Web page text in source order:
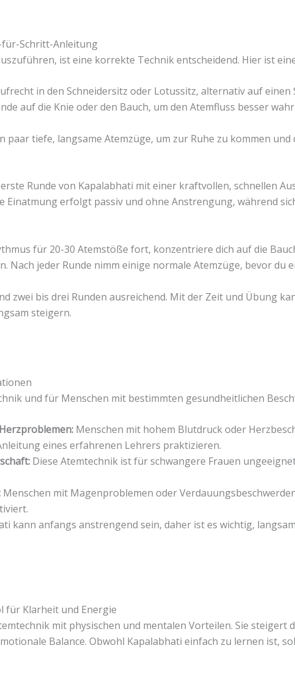
für-Schritt-Anleitung
ist eine korrekte Technik entscheidend. Hier ist
in den Schneidersitz oder Lotussitz, alternativ auf
auf die Knie oder den Bauch, um den Atemfluss besser
paar tiefe, langsame Atemzüge, um zur Ruhe zu kommen
Runde von Kapalabhati mit einer kraftvollen, schnellen
Einatmung erfolgt passiv und ohne Anstrengung, während
für 20-30 Atemstöße fort, konzentriere dich auf die
jeder Runde nimm einige normale Atemzüge, bevor du
zwei bis drei Runden ausreichend. Mit der Zeit und Übung
steigern.
und für Menschen mit bestimmten gesundheitlichen
Menschen mit hohem Blutdruck oder
eines erfahrenen Lehrers praktizieren.
Diese Atemtechnik ist für schwangere Frauen
Menschen mit Magenproblemen oder
kann anfangs anstrengend sein, daher ist es wichtig,
für Klarheit und Energie
mit physischen und mentalen Vorteilen. Sie steigert
Balance. Obwohl Kapalabhati einfach zu lernen ist,